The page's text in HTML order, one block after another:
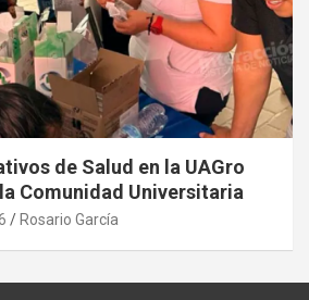
de Salud en la UAGro
Comunidad Universitaria
Rosario García